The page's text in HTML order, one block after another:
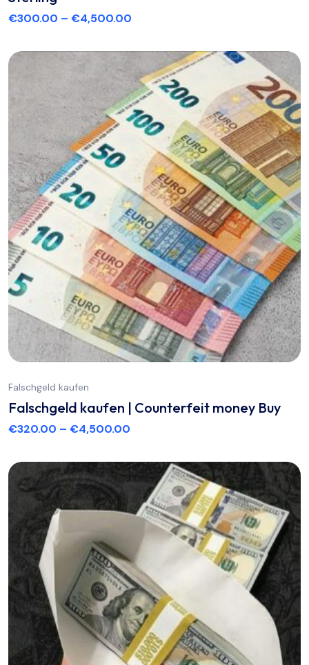
€300.00 – €4,500.00
Falschgeld kaufen
Falschgeld kaufen | Counterfeit money Buy
€320.00 – €4,500.00